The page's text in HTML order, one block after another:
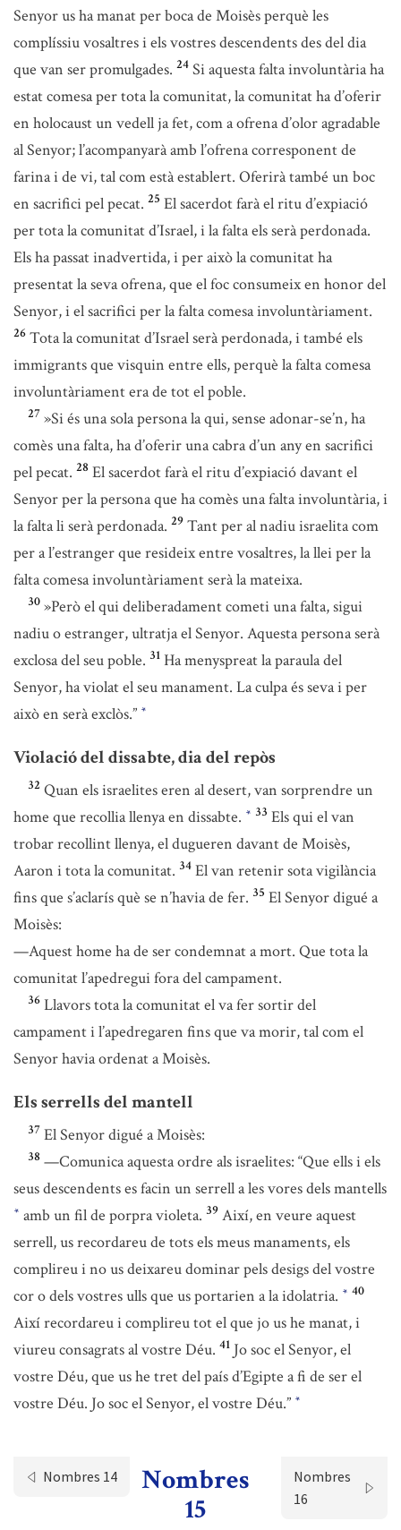
Senyor us ha manat per boca de Moisès perquè les
complíssiu vosaltres i els vostres descendents des del dia
que van ser promulgades. 24 Si aquesta falta involuntària ha
estat comesa per tota la comunitat, la comunitat ha d’oferir
en holocaust un vedell ja fet, com a ofrena d’olor agradable
al Senyor; l’acompanyarà amb l’ofrena corresponent de
farina i de vi, tal com està establert. Oferirà també un boc
en sacrifici pel pecat. 25 El sacerdot farà el ritu d’expiació
per tota la comunitat d’Israel, i la falta els serà perdonada.
Els ha passat inadvertida, i per això la comunitat ha
presentat la seva ofrena, que el foc consumeix en honor del
Senyor, i el sacrifici per la falta comesa involuntàriament.
26 Tota la comunitat d’Israel serà perdonada, i també els
immigrants que visquin entre ells, perquè la falta comesa
involuntàriament era de tot el poble.
27 »Si és una sola persona la qui, sense adonar-se’n, ha
comès una falta, ha d’oferir una cabra d’un any en sacrifici
pel pecat. 28 El sacerdot farà el ritu d’expiació davant el
Senyor per la persona que ha comès una falta involuntària, i
la falta li serà perdonada. 29 Tant per al nadiu israelita com
per a l’estranger que resideix entre vosaltres, la llei per la
falta comesa involuntàriament serà la mateixa.
30 »Però el qui deliberadament cometi una falta, sigui
nadiu o estranger, ultratja el Senyor. Aquesta persona serà
exclosa del seu poble. 31 Ha menyspreat la paraula del
Senyor, ha violat el seu manament. La culpa és seva i per
això en serà exclòs.” *
Violació del dissabte, dia del repòs
32 Quan els israelites eren al desert, van sorprendre un
home que recollia llenya en dissabte. * 33 Els qui el van
trobar recollint llenya, el dugueren davant de Moisès,
Aaron i tota la comunitat. 34 El van retenir sota vigilància
fins que s’aclarís què se n’havia de fer. 35 El Senyor digué a
Moisès:
—Aquest home ha de ser condemnat a mort. Que tota la
comunitat l’apedregui fora del campament.
36 Llavors tota la comunitat el va fer sortir del
campament i l’apedregaren fins que va morir, tal com el
Senyor havia ordenat a Moisès.
Els serrells del mantell
37 El Senyor digué a Moisès:
38 —Comunica aquesta ordre als israelites: “Que ells i els
seus descendents es facin un serrell a les vores dels mantells
* amb un fil de porpra violeta. 39 Així, en veure aquest
serrell, us recordareu de tots els meus manaments, els
complireu i no us deixareu dominar pels desigs del vostre
cor o dels vostres ulls que us portarien a la idolatria. * 40
Així recordareu i complireu tot el que jo us he manat, i
viureu consagrats al vostre Déu. 41 Jo soc el Senyor, el
vostre Déu, que us he tret del país d’Egipte a fi de ser el
vostre Déu. Jo soc el Senyor, el vostre Déu.” *
Nombres 14
Nombres
15
Nombres
16